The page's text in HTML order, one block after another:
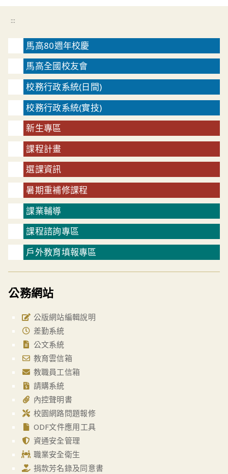
:::
馬高80週年校慶
馬高全國校友會
校務行政系統(日間)
校務行政系統(實技)
新生專區
課程計畫
選課資訊
暑期重補修課程
課業輔導
課程諮詢專區
戶外教育填報專區
公務網站
公版網站編輯說明
差勤系統
公文系統
教育雲信箱
教職員工信箱
請購系統
內控聲明書
校園網路問題報修
ODF文件應用工具
資通安全管理
職業安全衛生
捐款芳名錄及同意書